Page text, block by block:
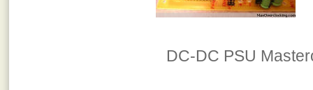
DC-DC PSU